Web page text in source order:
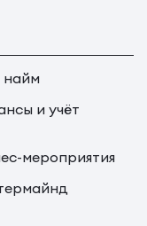
найм
и учёт
мероприятия